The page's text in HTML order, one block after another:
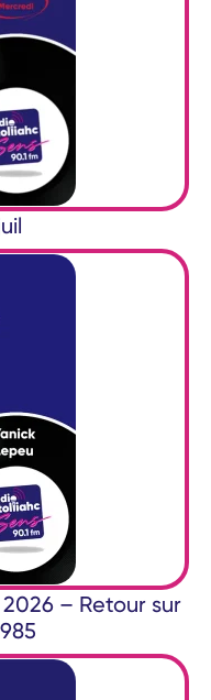
– Retour sur